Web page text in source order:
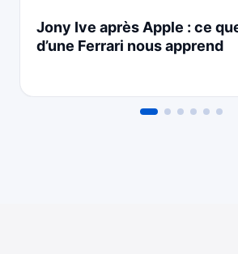
Jony Ive après Apple : ce
d’une Ferrari nous apprend